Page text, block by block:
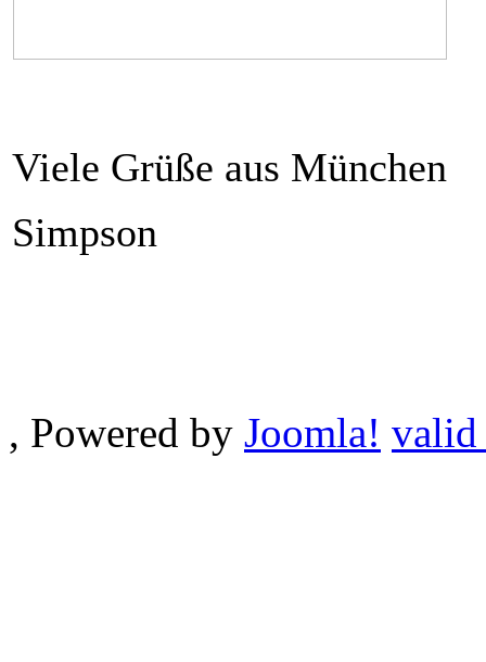
Viele Grüße aus München
Simpson
, Powered by Joomla!